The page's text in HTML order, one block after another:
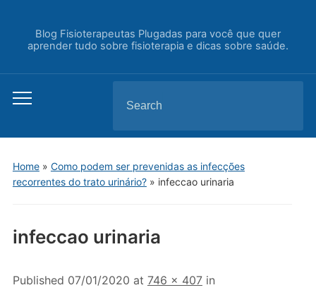
Blog Fisioterapeutas Plugadas para você que quer
aprender tudo sobre fisioterapia e dicas sobre saúde.
Toggle
menu
for:
Home» Como podem ser prevenidas as infecções
recorrentes do trato urinário?» infeccao urinaria
infeccao urinaria
Published 07/01/2020 at 746 × 407in